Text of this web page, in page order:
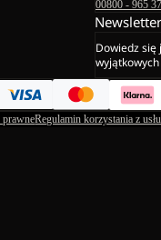
00800 - 965
Newsletter
Dowiedz się
prawneRegulamin korzystania z